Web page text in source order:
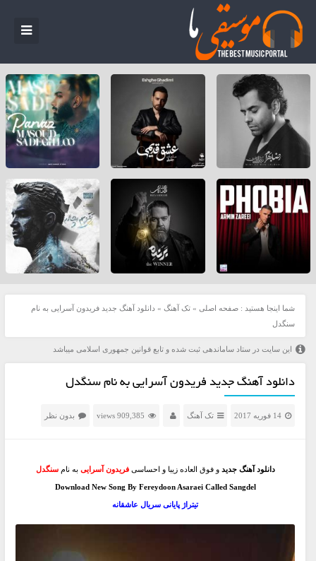
شما اینجا هستید : صفحه اصلی » تک آهنگ » دانلود آهنگ جدید فریدون آسرایی به نام
سنگدل
این سایت در ستاد ساماندهی ثبت شده و تابع قوانین جمهوری اسلامی میباشد
دانلود آهنگ جدید فریدون آسرایی به نام سنگدل
14 فوریه 2017 تک آهنگ 909,385 views بدون نظر
دانلود آهنگ جدید و فوق العاده زیبا و احساسی فریدون آسرایی به نامسنگدل
Download New Song By Fereydoon Asaraei Called Sangdel
تیتراژ پایانی سریال عاشقانه